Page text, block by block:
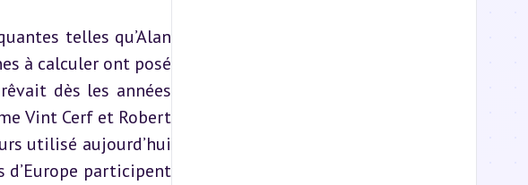
telles qu’Alan
à calculer ont posé
dès les années
Vint Cerf et Robert
utilisé aujourd’hui
participent